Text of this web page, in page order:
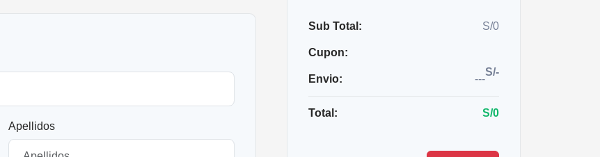
Apellidos
Sub Total: S/0
Cupon:
S/-
Envio: ---
Total: S/0